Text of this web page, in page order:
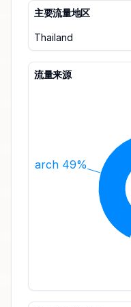
主要流量地区
Thailand
流量来源
Search 49%